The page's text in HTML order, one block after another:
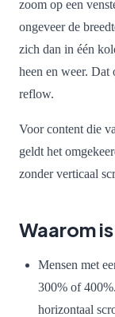
zoom op een
ongeveer de
zich dan in één
heen en weer.
reflow.
Voor content die
geldt het
zonder verticaal
Waarom
Mensen met
300% of
horizontaal